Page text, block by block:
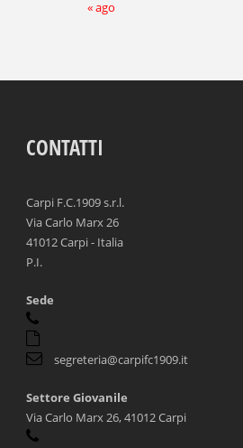
« ago
CONTATTI
Carpi F.C.1909 s.r.l.
Via Carlo Marx 26
41012 Carpi - Italia
P.I.
Sede
segreteria@carpifc1909.it
Settore Giovanile
Via Carlo Marx 26, 41012 Carpi